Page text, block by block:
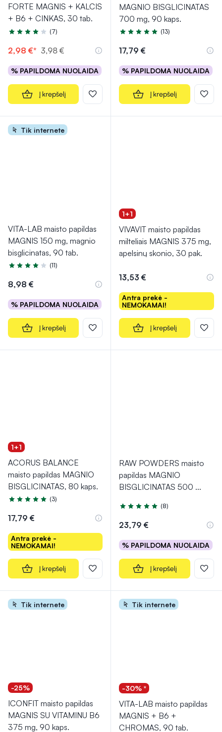
FORTE MAGNIS + KALCIS
+ B6 + CINKAS, 30 tab.
Įvertinimas 4.4 iš 5
(7)
2,98 €* 3,98 €
% PAPILDOMA NUOLAIDA
Į krepšelį
MAGNIO BISGLICINATAS
700 mg, 90 kaps.
Įvertinimas 4.8 iš 5
(13)
17,79 €
% PAPILDOMA NUOLAIDA
Į krepšelį
Tik internete
VITA-LAB maisto papildas
MAGNIS 150 mg, magnio
bisglicinatas, 90 tab.
Įvertinimas 4.4 iš 5
(11)
8,98 €
% PAPILDOMA NUOLAIDA
Į krepšelį
1+1
VIVAVIT maisto papildas
milteliais MAGNIS 375 mg,
apelsinų skonio, 30 pak.
13,53 €
Antra prekė -
NEMOKAMAI!
Į krepšelį
1+1
ACORUS BALANCE
maisto papildas MAGNIO
BISGLICINATAS, 80 kaps.
Įvertinimas 5.0 iš 5
(3)
17,79 €
Antra prekė -
NEMOKAMAI!
Į krepšelį
RAW POWDERS maisto
papildas MAGNIO
BISGLICINATAS 500 ...
Įvertinimas 5.0 iš 5
(8)
23,79 €
% PAPILDOMA NUOLAIDA
Į krepšelį
Tik internete
-25%
ICONFIT maisto papildas
MAGNIS SU VITAMINU B6
375 mg, 90 kaps.
Tik internete
-30% *
VITA-LAB maisto papildas
MAGNIS + B6 +
CHROMAS, 90 tab.